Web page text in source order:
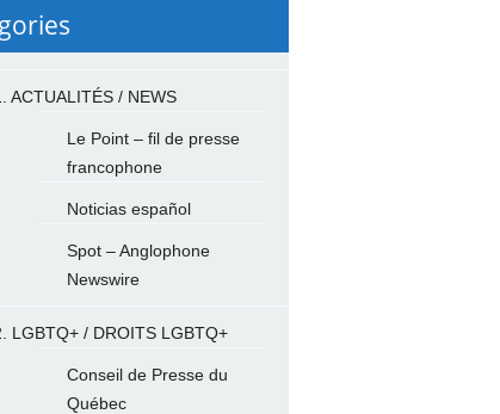
ACTUALITÉS / NEWS
Le Point – fil de presse
francophone
Noticias español
Spot – Anglophone
Newswire
LGBTQ+ / DROITS LGBTQ+
Conseil de Presse du
Québec